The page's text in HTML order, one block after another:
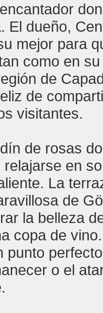
El dueño,
mejor para
como en
de
de
visitantes.
de rosas
en
La
de
la belleza
copa de
punto
o el